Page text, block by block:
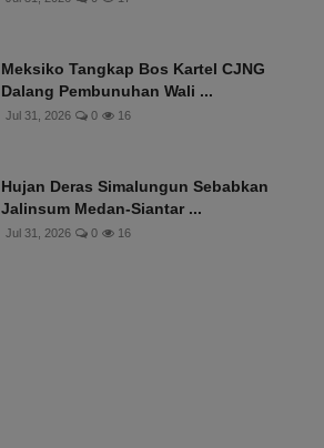
Meksiko Tangkap Bos Kartel CJNG
Dalang Pembunuhan Wali ...
Jul 31, 2026 0 16
Hujan Deras Simalungun Sebabkan
Jalinsum Medan-Siantar ...
Jul 31, 2026 0 16